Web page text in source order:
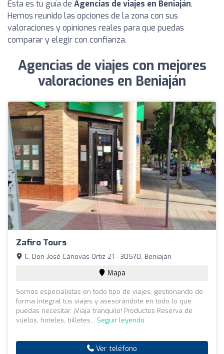
Esta es tu guía de Agencias de viajes en Beniaján.
Hemos reunido las opciones de la zona con sus
valoraciones y opiniones reales para que puedas
comparar y elegir con confianza.
Agencias de viajes con mejores
valoraciones en Beniaján
Zafiro Tours
C. Don José Cánovas Ortiz 21 - 30570, Beniaján
Mapa
Somos especialistas en todo tipo de viajes, gestionando de
forma integral tus viajes y asesorándote en todo lo que
puedas necesitar. ¡Viaja tranquilo! Productos Reserva de
vuelos, hoteles, billetes... Seguir leyendo
Ver teléfono